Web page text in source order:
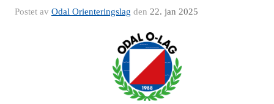
Postet av Odal Orienteringslag den 22. jan 2025